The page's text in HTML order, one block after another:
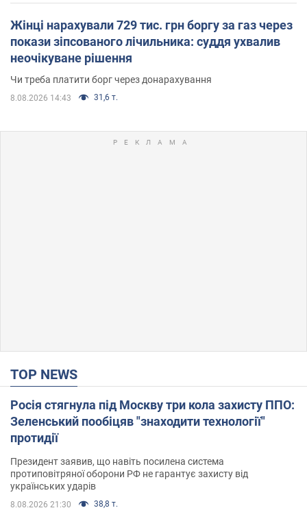
Жінці нарахували 729 тис. грн боргу за газ через
покази зіпсованого лічильника: суддя ухвалив
неочікуване рішення
Чи треба платити борг через донарахування
8.08.2026 14:43 31,6 т.
TOP NEWS
Росія стягнула під Москву три кола захисту ППО:
Зеленський пообіцяв "знаходити технології"
протидії
Президент заявив, що навіть посилена система
протиповітряної оборони РФ не гарантує захисту від
українських ударів
8.08.2026 21:30 38,8 т.